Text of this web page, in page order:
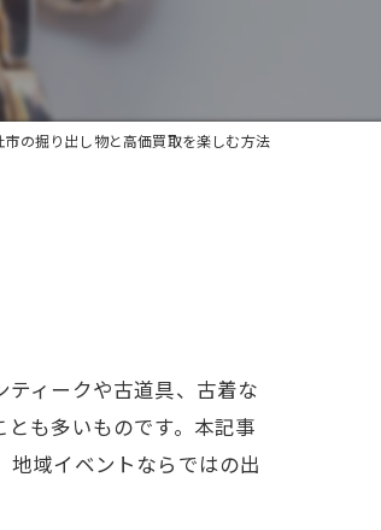
の掘り出し物と高価買取を楽しむ方法
ィークや古道具、古着な
も多いものです。本記事
域イベントならではの出